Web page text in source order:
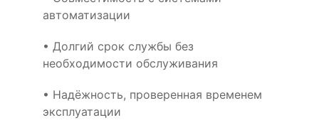
автоматизации
• Долгий срок службы без
необходимости обслуживания
• Надёжность, проверенная временем
эксплуатации